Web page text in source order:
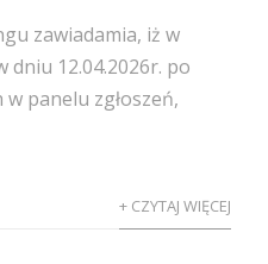
zawiadamia, iż w
12.04.2026r. po
panelu zgłoszeń,
+ CZYTAJ WIĘCEJ